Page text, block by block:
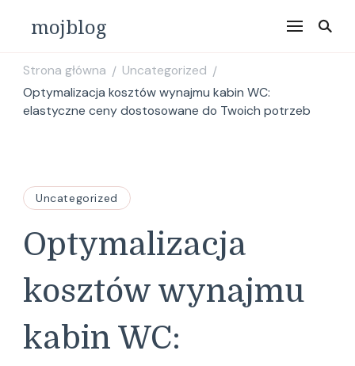
mojblog
Strona główna / Uncategorized /
Optymalizacja kosztów wynajmu kabin WC:
elastyczne ceny dostosowane do Twoich potrzeb
Uncategorized
Optymalizacja
kosztów wynajmu
kabin WC: